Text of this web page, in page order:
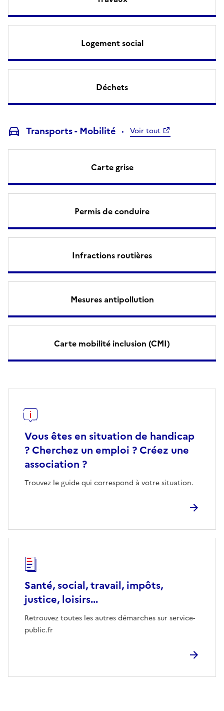
Logement social
Déchets
Transports - Mobilité Voir tout
Carte grise
Permis de conduire
Infractions routières
Mesures antipollution
Carte mobilité inclusion (CMI)
Vous êtes en situation de handicap
? Cherchez un emploi ? Créez une
association ?
Trouvez le guide qui correspond à votre situation.
Santé, social, travail, impôts,
justice, loisirs...
Retrouvez toutes les autres démarches sur service-
public.fr